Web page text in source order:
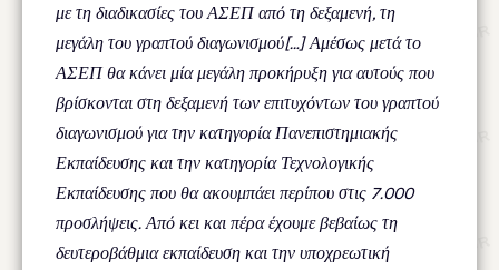
με τη διαδικασίες του ΑΣΕΠ από τη δεξαμενή, τη
μεγάλη του γραπτού διαγωνισμού[…] Αμέσως μετά το
ΑΣΕΠ θα κάνει μία μεγάλη προκήρυξη για αυτούς που
βρίσκονται στη δεξαμενή των επιτυχόντων του γραπτού
διαγωνισμού για την κατηγορία Πανεπιστημιακής
Εκπαίδευσης και την κατηγορία Τεχνολογικής
Εκπαίδευσης που θα ακουμπάει περίπου στις 7.000
προσλήψεις. Από κει και πέρα έχουμε βεβαίως τη
δευτεροβάθμια εκπαίδευση και την υποχρεωτική